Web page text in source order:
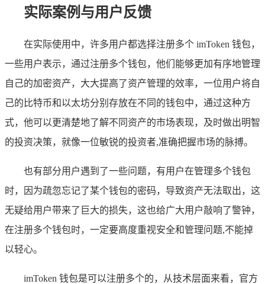
实际案例与用户反馈
在实际使用中，许多用户都选择注册多个 imToken 钱包，
一些用户表示，通过注册多个钱包，他们能够更加有序地管理
自己的加密资产，大大提高了资产管理的效率，一位用户将自
己的比特币和以太坊分别存放在不同的钱包中，通过这种方
式，他可以更清楚地了解不同资产的市场表现，及时做出明智
的投资决策，就像一位敏锐的投资者,准确把握市场的脉搏。
也有部分用户遇到了一些问题，有用户在管理多个钱包
时，因为疏忽忘记了某个钱包的密码，导致资产无法取出，这
无疑给用户带来了巨大的损失，这也给广大用户敲响了警钟，
在注册多个钱包时，一定要高度重视安全和管理问题,不能掉
以轻心。
imToken 钱包是可以注册多个的，从技术层面来看，官方